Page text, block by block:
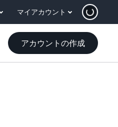
マイアカウント
アカウントの作成